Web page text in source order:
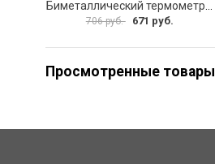
706 руб. 671 руб.
Просмотренные товары